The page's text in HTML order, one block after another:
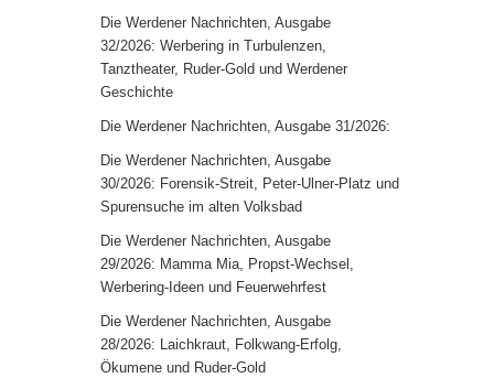
Die Werdener Nachrichten, Ausgabe
32/2026: Werbering in Turbulenzen,
Tanztheater, Ruder-Gold und Werdener
Geschichte
Die Werdener Nachrichten, Ausgabe 31/2026:
Die Werdener Nachrichten, Ausgabe
30/2026: Forensik-Streit, Peter-Ulner-Platz und
Spurensuche im alten Volksbad
Die Werdener Nachrichten, Ausgabe
29/2026: Mamma Mia, Propst-Wechsel,
Werbering-Ideen und Feuerwehrfest
Die Werdener Nachrichten, Ausgabe
28/2026: Laichkraut, Folkwang-Erfolg,
Ökumene und Ruder-Gold